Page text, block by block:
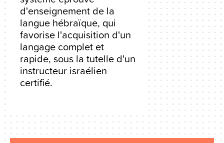
d'enseignement de la
langue hébraïque, qui
favorise l'acquisition d'un
langage complet et
rapide, sous la tutelle d'un
instructeur israélien
certifié.